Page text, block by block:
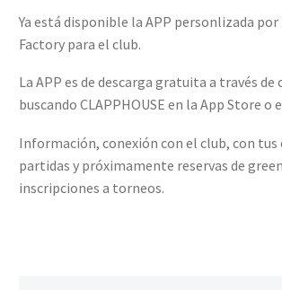
Ya está disponible la APP personlizada
Factory para el club.
La APP es de descarga gratuita a través
buscando CLAPPHOUSE en la App Store o
Información, conexión con el club, con tus
partidas y próximamente reservas de
inscripciones a torneos.